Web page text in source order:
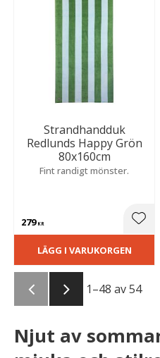
Strandhandduk
Redlunds Happy Grön
80x160cm
Fint randigt mönster.
279KR
LÄGG I VARUKORGEN
1–48 av54
Njut av